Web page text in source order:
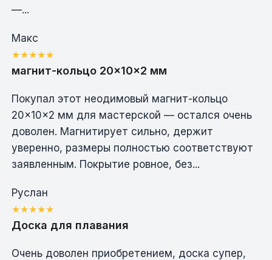
—...
Макс
магнит-кольцо 20×10×2 мм
Покупал этот неодимовый магнит-кольцо
20×10×2 мм для мастерской — остался очень
доволен. Магнитирует сильно, держит
уверенно, размеры полностью соответствуют
заявленным. Покрытие ровное, без...
Руслан
Доска для плавания
Очень доволен приобретением, доска супер,